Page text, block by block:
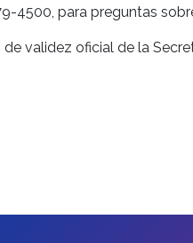
4500, para preguntas
validez oficial de la